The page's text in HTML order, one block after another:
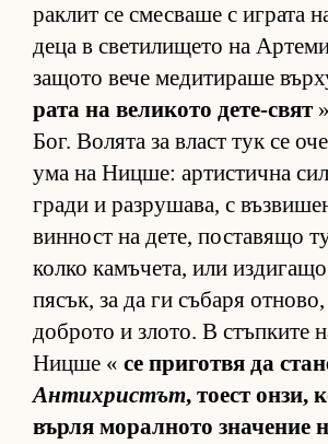
рак­лит се смес­ваше с иг­рата
деца в све­ти­ли­щето на
за­щото вече ме­ди­ти­раше
рата на ве­ли­кото де­те-свят
Бог. Во­лята за власт тук се
ума на Ниц­ше: ар­тис­тична
гради и раз­ру­ша­ва, с
вин­ност на де­те, пос­та­вящо
колко ка­мъ­че­та, или
пя­сък, за да ги съ­баря
доб­рото и зло­то. В стъп­ките
Ницше « се при­готвя да
Антихристът, то­ест он­зи,
върля мо­рал­ното зна­че­ние